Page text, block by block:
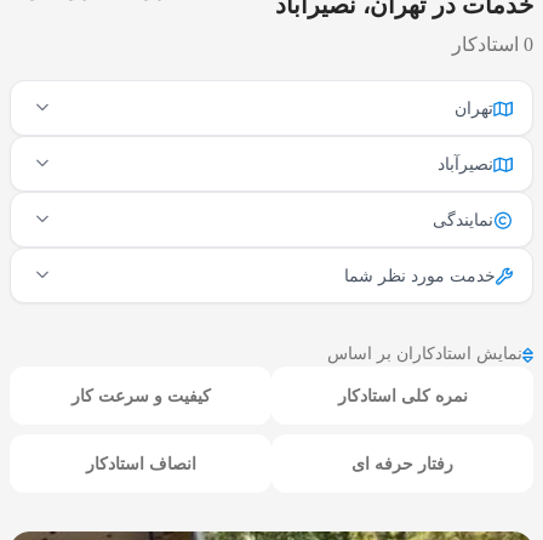
0 استادکار
تهران
نصیرآباد
نمایندگی
خدمت مورد نظر شما
نمایش استادکاران بر اساس
نمره کلی استادکار کیفیت و سرعت کار
رفتار حرفه ای انصاف استادکار